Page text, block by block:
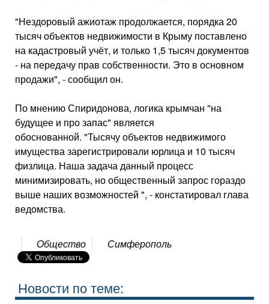
"Нездоровый ажиотаж продолжается, порядка 20
тысяч объектов недвижимости в Крыму поставлено
на кадастровый учёт, и только 1,5 тысяч документов
- на передачу прав собственности. Это в основном
продажи", - сообщил он.
По мнению Спиридонова, логика крымчан "на
будущее и про запас" является
обоснованной. "Тысячу объектов недвижимого
имущества зарегистрировали юрлица и 10 тысяч
физлица. Наша задача данный процесс
минимизировать, но общественный запрос гораздо
выше наших возможностей ", - констатировал глава
ведомства.
Общество Симферополь
Новости по теме: